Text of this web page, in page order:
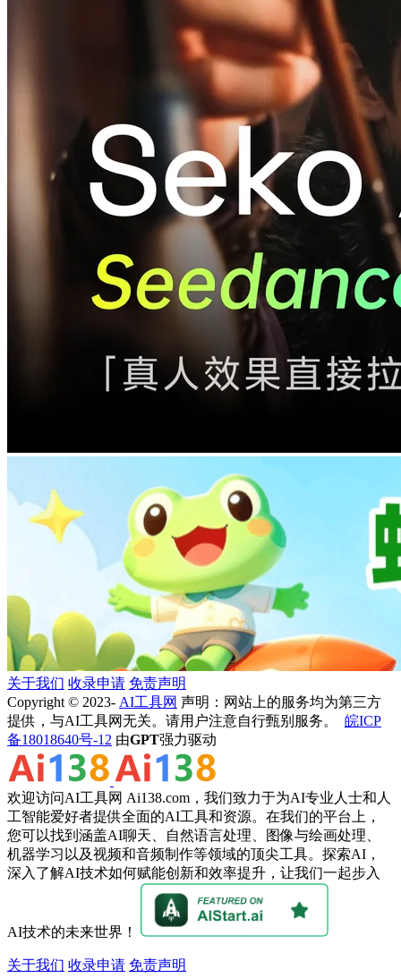
关于我们 收录申请 免责声明
Copyright © 2023- AI工具网 声明：网站上的服务均为第三方
提供，与AI工具网无关。请用户注意自行甄别服务。 皖ICP
备18018640号-12 由GPT强力驱动
欢迎访问AI工具网 Ai138.com，我们致力于为AI专业人士和人
工智能爱好者提供全面的AI工具和资源。在我们的平台上，
您可以找到涵盖AI聊天、自然语言处理、图像与绘画处理、
机器学习以及视频和音频制作等领域的顶尖工具。探索AI，
深入了解AI技术如何赋能创新和效率提升，让我们一起步入
AI技术的未来世界！
关于我们 收录申请 免责声明